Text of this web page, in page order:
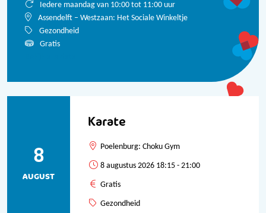
Iedere maandag van 10:00 tot 11:00 uur
Assendelft – Westzaan: Het Sociale Winkeltje
Gezondheid
Gratis
Karate
8
AUGUST
Poelenburg: Choku Gym
8 augustus 2026 18:15 - 21:00
Gratis
Gezondheid